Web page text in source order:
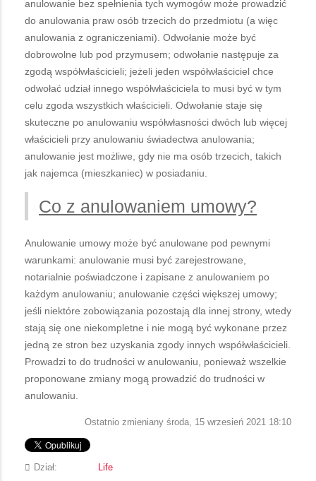
anulowanie bez spełnienia tych wymogów może prowadzić
do anulowania praw osób trzecich do przedmiotu (a więc
anulowania z ograniczeniami). Odwołanie może być
dobrowolne lub pod przymusem; odwołanie następuje za
zgodą współwłaścicieli; jeżeli jeden współwłaściciel chce
odwołać udział innego współwłaściciela to musi być w tym
celu zgoda wszystkich właścicieli. Odwołanie staje się
skuteczne po anulowaniu współwłasności dwóch lub więcej
właścicieli przy anulowaniu świadectwa anulowania;
anulowanie jest możliwe, gdy nie ma osób trzecich, takich
jak najemca (mieszkaniec) w posiadaniu.
Co z anulowaniem umowy?
Anulowanie umowy może być anulowane pod pewnymi
warunkami: anulowanie musi być zarejestrowane,
notarialnie poświadczone i zapisane z anulowaniem po
każdym anulowaniu; anulowanie części większej umowy;
jeśli niektóre zobowiązania pozostają dla innej strony, wtedy
stają się one niekompletne i nie mogą być wykonane przez
jedną ze stron bez uzyskania zgody innych współwłaścicieli.
Prowadzi to do trudności w anulowaniu, ponieważ wszelkie
proponowane zmiany mogą prowadzić do trudności w
anulowaniu.
Ostatnio zmieniany środa, 15 wrzesień 2021 18:10
Dział: Life